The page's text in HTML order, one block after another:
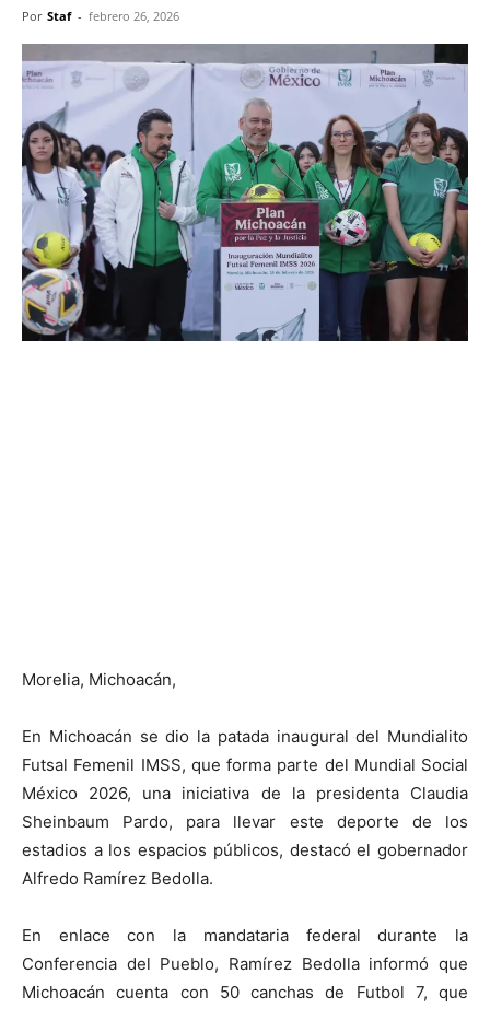
Por Staf - febrero 26, 2026
Morelia, Michoacán,
En Michoacán se dio la patada inaugural del Mundialito
Futsal Femenil IMSS, que forma parte del Mundial Social
México 2026, una iniciativa de la presidenta Claudia
Sheinbaum Pardo, para llevar este deporte de los
estadios a los espacios públicos, destacó el gobernador
Alfredo Ramírez Bedolla.
En enlace con la mandataria federal durante la
Conferencia del Pueblo, Ramírez Bedolla informó que
Michoacán cuenta con 50 canchas de Futbol 7, que